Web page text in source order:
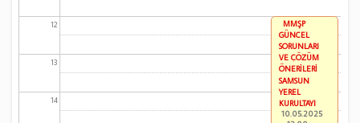
12
13
14
MMŞP
GÜNCEL
SORUNLARI
VE ÇÖZÜM
ÖNERİLERİ
SAMSUN
YEREL
KURULTAYI
10.05.2025